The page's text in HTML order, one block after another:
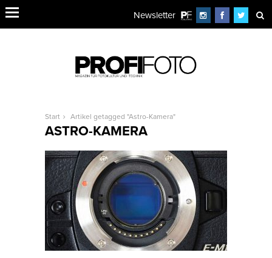
Newsletter
Start Artikel getagged "Astro-Kamera"
ASTRO-KAMERA